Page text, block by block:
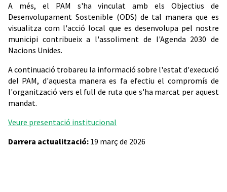
A més, el PAM s'ha vinculat amb els Objectius de
Desenvolupament Sostenible (ODS) de tal manera que es
visualitza com l'acció local que es desenvolupa pel nostre
municipi contribueix a l'assoliment de l'Agenda 2030 de
Nacions Unides.
A continuació trobareu la informació sobre l'estat d'execució
del PAM, d'aquesta manera es fa efectiu el compromís de
l'organització vers el full de ruta que s'ha marcat per aquest
mandat.
Veure presentació institucional
Darrera actualització: 19 març de 2026